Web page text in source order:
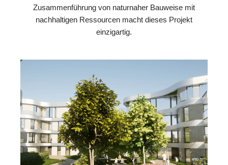
Zusammenführung von naturnaher Bauweise mit
nachhaltigen Ressourcen macht dieses Projekt
einzigartig.